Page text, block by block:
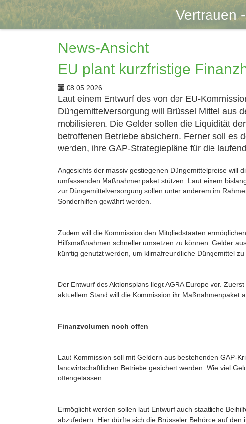
Vertrauen
News-Ansicht
EU plant kurzfristige
08.05.2026 |
Laut einem Entwurf des von der EU-
Düngemittelversorgung will Brüssel Mittel aus
mobilisieren. Die Gelder sollen die Liquidität
betroffenen Betriebe absichern. Ferner soll es
werden, ihre GAP-Strategiepläne für die
Angesichts der massiv gestiegenen Düngemittelpreise will
umfassenden Maßnahmenpaket stützen. Laut einem
zur Düngemittelversorgung sollen unter anderem im
Sonderhilfen gewährt werden.
Zudem will die Kommission den Mitgliedstaaten
Hilfsmaßnahmen schneller umsetzen zu können. Gelder
künftig genutzt werden, um klimafreundliche Düngemittel zu
Der Entwurf des Aktionsplans liegt AGRA Europe vor.
aktuellem Stand will die Kommission ihr Maßnahmenpaket
Finanzvolumen noch offen
Laut Kommission soll mit Geldern aus bestehenden GAP-
landwirtschaftlichen Betriebe gesichert werden. Wie viel
offengelassen.
Ermöglicht werden sollen laut Entwurf auch staatliche
abzufedern. Hier dürfte sich die Brüsseler Behörde auf